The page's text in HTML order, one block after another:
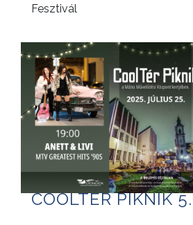
Fesztivál
COOLTÉR PIKNIK 5.